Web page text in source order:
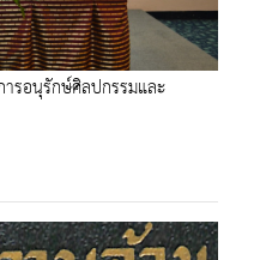
ารอนุรักษ์ศิลปกรรมและ